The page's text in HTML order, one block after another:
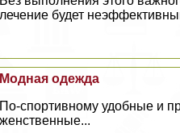
лечение будет
Модная одежда
По-спортивному удобные и
женственные...